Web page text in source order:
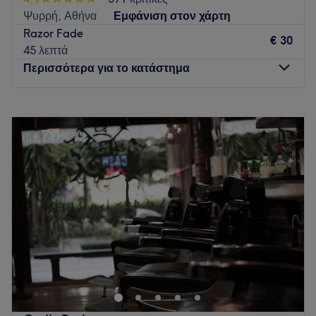
Ψυρρή, Αθήνα
Εμφάνιση στον χάρτη
Razor Fade
45 λεπτά
€ 30
Περισσότερα για το κατάστημα
10:00–20:00
Τετάρτη
10:00–
20:00
Πέμπτη
10:00 –20:00
Παρασκευή
10:00–20:00
Σάββατο
10:00 – 17:00
Κυριακή
Κλειστό
Το God's Barber Downtown στην Αθήνα αποτελεί το ιδανικό
μέρος για σένα που αναζητάς υπηρεσίες αντρικής
κομμωτικής με άριστα αποτελέσματα. Τα κατάστημα είναι
μοντέρνο αλλά ταυτόχρονα με πινελιές ενός παραδοσιακού
λονδρέζικου κουρείου, για να κάνει την εμπειρία σου ακόμα